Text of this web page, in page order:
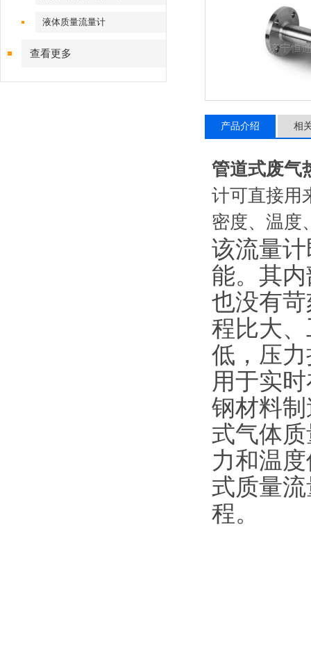
液体质量流量计
查看更多
产品介绍 相
管道式废气
计可直接用
密度、温度
该流量
能。其
也没有
程比大
低，压
用于实
钢材料
式气体
力和温
式质量
程。